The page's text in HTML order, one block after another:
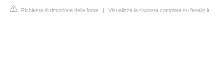
Richiesta di rimozione della fonte | Visualizza la risposta completa su fenailp.it